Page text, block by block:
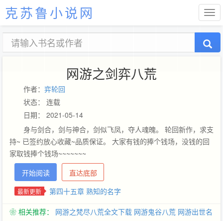
克苏鲁小说网
网游之剑弈八荒
作者： 弈轮回
状态： 连载
日期： 2021-05-14
身与剑合，剑与神合，剑似飞凤，夺人魂魄。 轮回新作，求支
持~ 已签约放心收藏~品质保证。 大家有钱的捧个钱场，没钱的回
家取钱捧个钱场~~~~~~~
开始阅读
直达底部
最新更新 第四十五章 熟知的名字
❀ 相关推荐： 网游之梵尽八荒全文下载 网游鬼谷八荒 网游出世名